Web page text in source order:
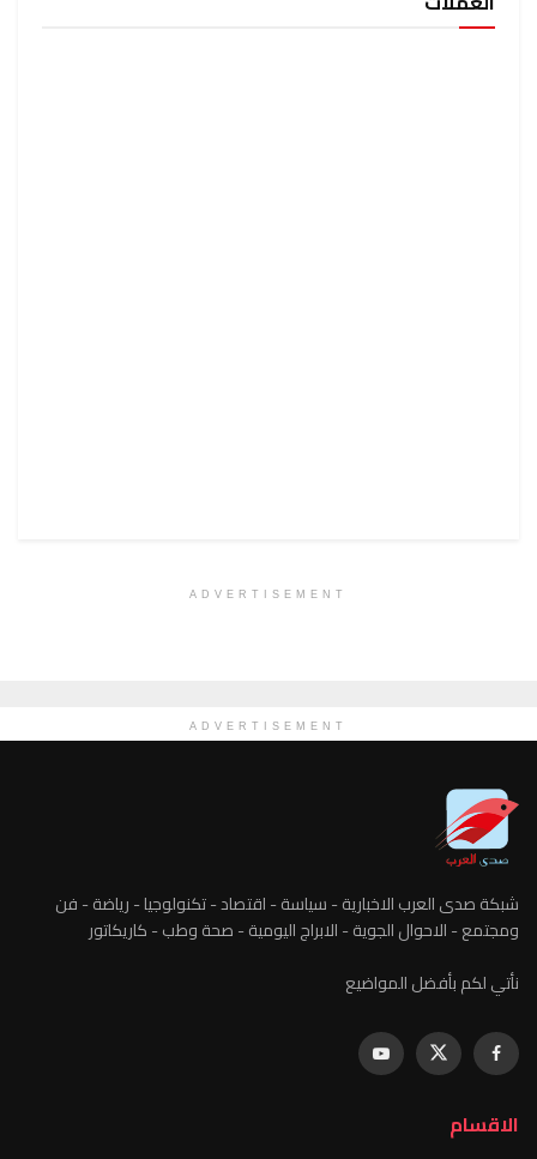
ADVERTISEMENT
ADVERTISEMENT
شبكة صدى العرب الاخبارية - سياسة - اقتصاد - تكنولوجيا - رياضة - فن
ومجتمع - الاحوال الجوية - الابراج اليومية - صحة وطب - كاريكاتور
نأتي لكم بأفضل المواضيع
الاقسام